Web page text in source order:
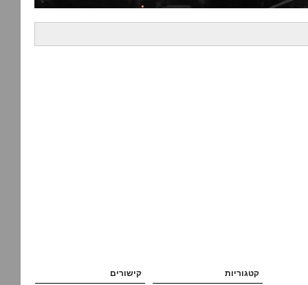
קטגוריות קישורים